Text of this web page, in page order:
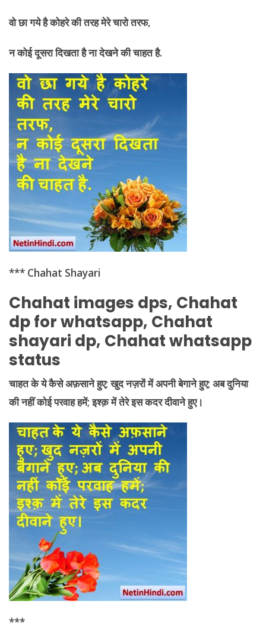
वो छा गये है कोहरे की तरह मेरे चारो तरफ,
न कोई दूसरा दिखता है ना देखने कीचाहत है.
*** Chahat Shayari
Chahat images dps, Chahat
dp for whatsapp, Chahat
shayari dp, Chahat whatsapp
status
चाहतके ये कैसे अफ़साने हुए; खुद नज़रों में अपनी बेगाने हुए; अब दुनिया
की नहीं कोई परवाह हमें; इश्क़ में तेरे इस कदर दीवाने हुए।